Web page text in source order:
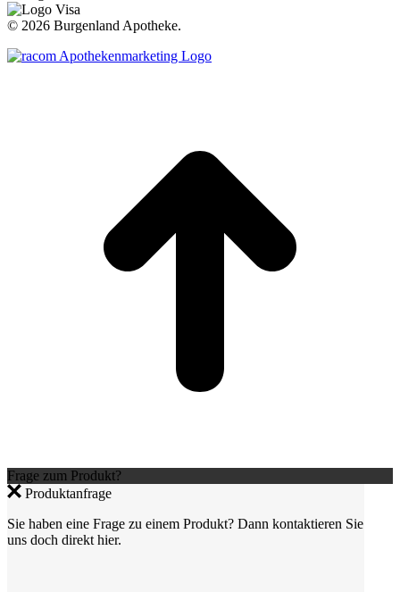
© 2026 Burgenland Apotheke.
Frage zum Produkt?
Produktanfrage
Sie haben eine Frage zu einem Produkt? Dann kontaktieren Sie
uns doch direkt hier.